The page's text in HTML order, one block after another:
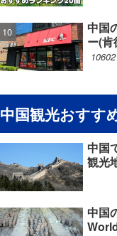
中国
ー(
中国観光おすす
中国
観光
中国